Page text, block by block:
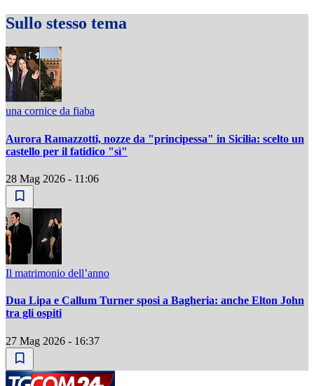
Sullo stesso tema
una cornice da fiaba
Aurora Ramazzotti, nozze da "principessa" in Sicilia: scelto un
castello per il fatidico "sì"
28 Mag 2026 - 11:06
Il matrimonio dell’anno
Dua Lipa e Callum Turner sposi a Bagheria: anche Elton John
tra gli ospiti
27 Mag 2026 - 16:37